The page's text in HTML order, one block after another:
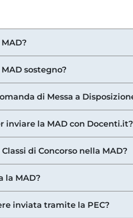
sostegno?
di Messa a
inviare la MAD con Docenti.it?
di Concorso nella MAD?
la MAD?
inviata tramite la PEC?